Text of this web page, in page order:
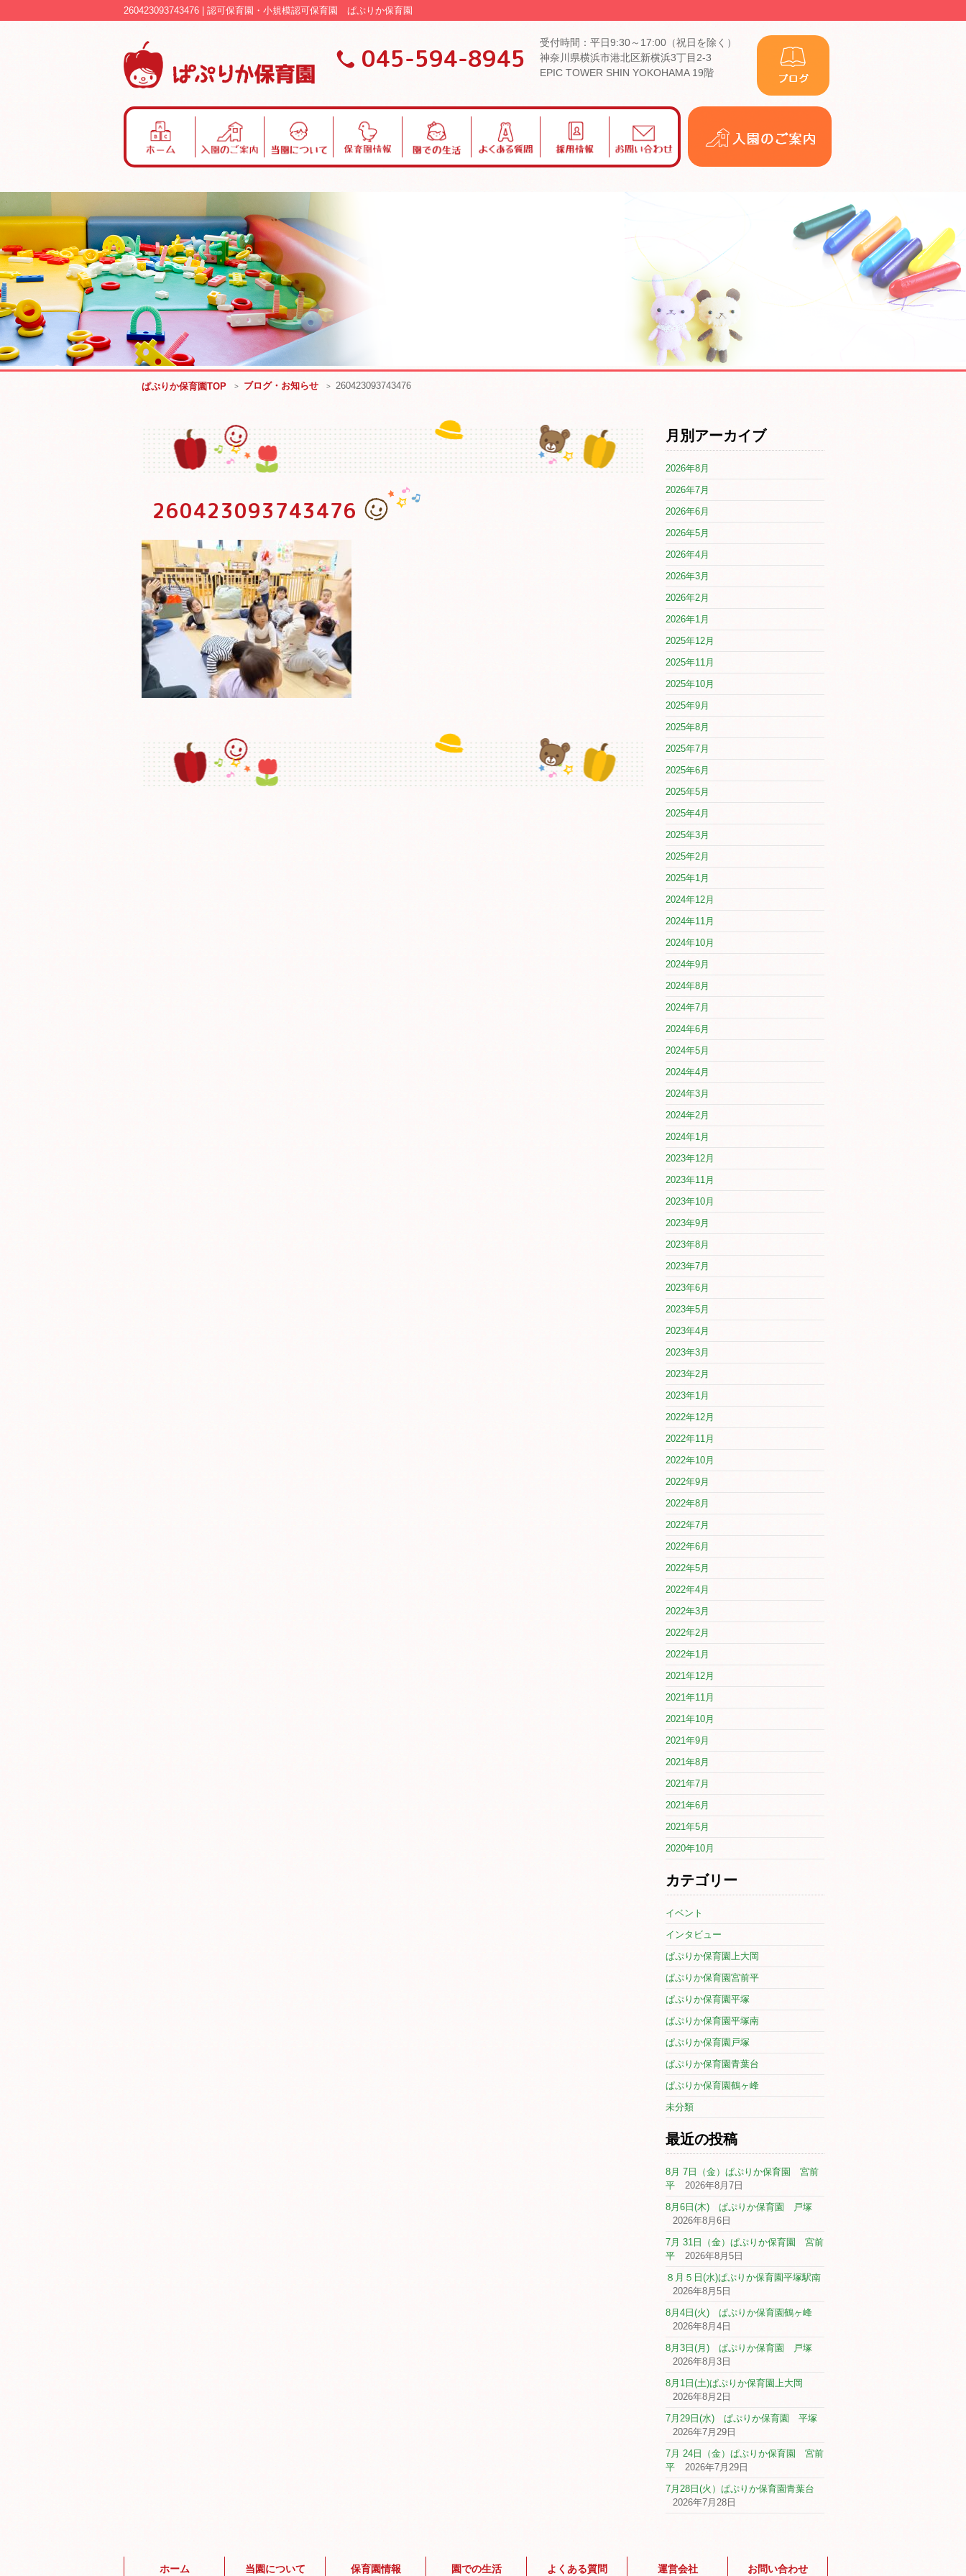
260423093743476 | 認可保育園・小規模認可保育園 ぱぷりか保育園
045-594-8945
受付時間：平日9:30～17:00（祝日を除く）
神奈川県横浜市港北区新横浜3丁目2-3
EPIC TOWER SHIN YOKOHAMA 19階
の
ご
内
に
つ
て
情
生
あ
る
い
合
ぱぷりか保育園TOP ブログ・お知らせ 260423093743476
260423093743476
月別アーカイブ
2026年8月
2026年7月
2026年6月
2026年5月
2026年4月
2026年3月
2026年2月
2026年1月
2025年12月
2025年11月
2025年10月
2025年9月
2025年8月
2025年7月
2025年6月
2025年5月
2025年4月
2025年3月
2025年2月
2025年1月
2024年12月
2024年11月
2024年10月
2024年9月
2024年8月
2024年7月
2024年6月
2024年5月
2024年4月
2024年3月
2024年2月
2024年1月
2023年12月
2023年11月
2023年10月
2023年9月
2023年8月
2023年7月
2023年6月
2023年5月
2023年4月
2023年3月
2023年2月
2023年1月
2022年12月
2022年11月
2022年10月
2022年9月
2022年8月
2022年7月
2022年6月
2022年5月
2022年4月
2022年3月
2022年2月
2022年1月
2021年12月
2021年11月
2021年10月
2021年9月
2021年8月
2021年7月
2021年6月
2021年5月
2020年10月
カテゴリー
イベント
インタビュー
ぱぷりか保育園上大岡
ぱぷりか保育園宮前平
ぱぷりか保育園平塚
ぱぷりか保育園平塚南
ぱぷりか保育園戸塚
ぱぷりか保育園青葉台
ぱぷりか保育園鶴ヶ峰
未分類
最近の投稿
8月 7日（金）ぱぷりか保育園 宮前
平
2026年8月7日
8月6日(木) ぱぷりか保育園 戸塚
2026年8月6日
7月 31日（金）ぱぷりか保育園 宮前
平
2026年8月5日
８月５日(水)ぱぷりか保育園平塚駅南
2026年8月5日
8月4日(火) ぱぷりか保育園鶴ヶ峰
2026年8月4日
8月3日(月) ぱぷりか保育園 戸塚
2026年8月3日
8月1日(土)ぱぷりか保育園上大岡
2026年8月2日
7月29日(水) ぱぷりか保育園 平塚
2026年7月29日
7月 24日（金）ぱぷりか保育園 宮前
平
2026年7月29日
7月28日(火）ぱぷりか保育園青葉台
2026年7月28日
ホーム 当園について 保育園情報 園での生活 よくある質問 運営会社 お問い合わせ